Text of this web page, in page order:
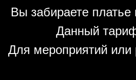
Вы забираете
Данный
Для мероприятий